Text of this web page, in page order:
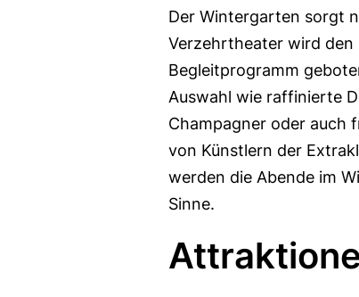
Der Wintergarten sorgt
Verzehrtheater wird den
Begleitprogramm
Auswahl wie raffinierte
Champagner oder auch
von Künstlern der
werden die Abende im
Sinne.